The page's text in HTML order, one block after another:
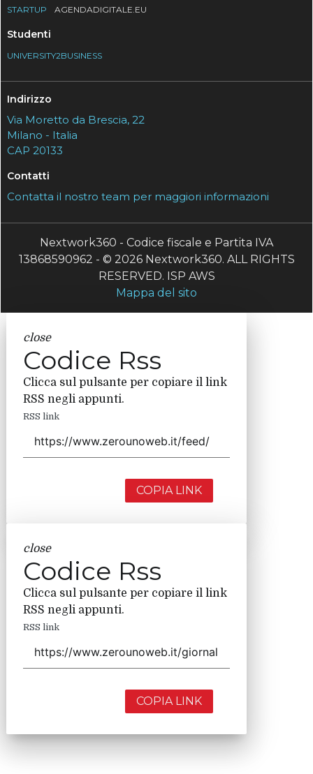
STARTUP
AGENDADIGITALE.EU
Studenti
UNIVERSITY2BUSINESS
Indirizzo
Via Moretto da Brescia, 22
Milano - Italia
CAP 20133
Contatti
Contatta il nostro team per maggiori informazioni
Nextwork360 - Codice fiscale e Partita IVA
13868590962 - © 2026 Nextwork360. ALL RIGHTS
RESERVED. ISP AWS
Mappa del sito
close
Codice Rss
Clicca sul pulsante per copiare il link
RSS negli appunti.
RSS link
COPIA LINK
close
Codice Rss
Clicca sul pulsante per copiare il link
RSS negli appunti.
RSS link
COPIA LINK